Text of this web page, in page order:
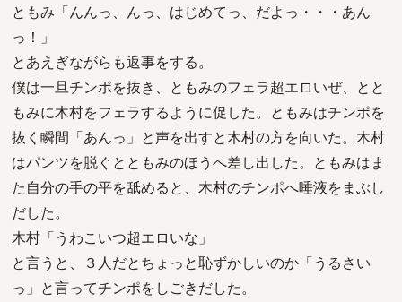
ともみ「んんっ、んっ、はじめてっ、だよっ・・・あん
っ！」
とあえぎながらも返事をする。
僕は一旦チンポを抜き、ともみのフェラ超エロいぜ、とと
もみに木村をフェラするように促した。ともみはチンポを
抜く瞬間「あんっ」と声を出すと木村の方を向いた。木村
はパンツを脱ぐとともみのほうへ差し出した。ともみはま
た自分の手の平を舐めると、木村のチンポへ唾液をまぶし
だした。
木村「うわこいつ超エロいな」
と言うと、３人だとちょっと恥ずかしいのか「うるさい
っ」と言ってチンポをしごきだした。